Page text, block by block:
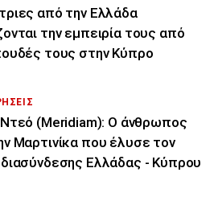
από την Ελλάδα
την εμπειρία τους από
τους στην Κύπρο
Ντεό (Meridiam): Ο άνθρωπος
Μαρτινίκα που έλυσε τον
Ελλάδας - Κύπρου